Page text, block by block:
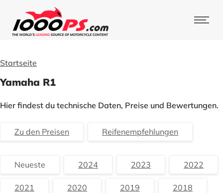
Startseite
Yamaha R1
Hier findest du technische Daten, Preise und Bewertungen.
Zu den Preisen Reifenempfehlungen
Neueste 2024 2023 2022
2021 2020 2019 2018